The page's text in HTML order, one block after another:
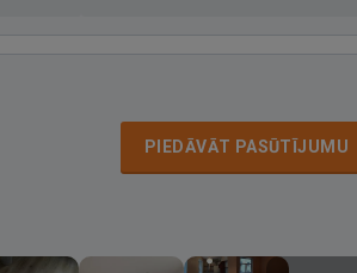
PIEDĀVĀT PASŪTĪJUMU